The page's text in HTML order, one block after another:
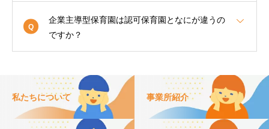
企業主導型保育園は認可保育園となにが違うの
ですか？
私たちについて 事業所紹介